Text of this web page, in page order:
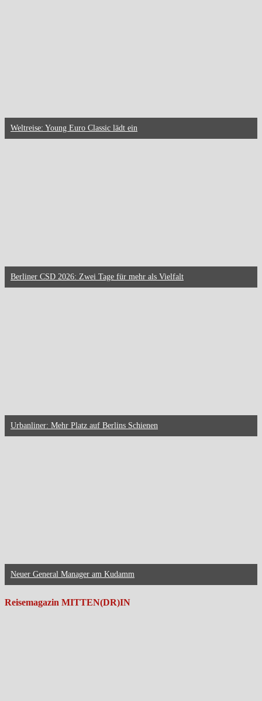
Weltreise: Young Euro Classic lädt ein
Berliner CSD 2026: Zwei Tage für mehr als Vielfalt
Urbanliner: Mehr Platz auf Berlins Schienen
Neuer General Manager am Kudamm
Reisemagazin MITTEN(DR)IN